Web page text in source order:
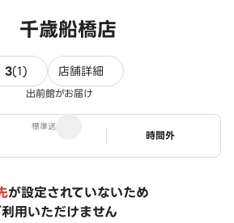
千歳船橋店
3(1) 1件のレビュー
店舗詳細
出前館がお届け
標準送料
ステータス
時間外
が設定されていないため
用いただけません